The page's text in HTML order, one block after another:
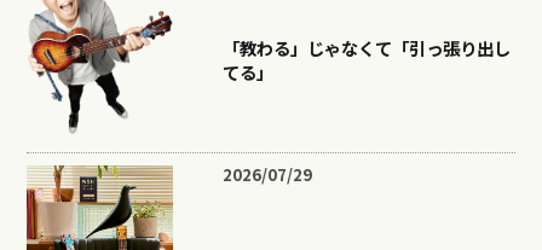
「教わる」じゃなくて「引っ張り出し
てる」
2026/07/29